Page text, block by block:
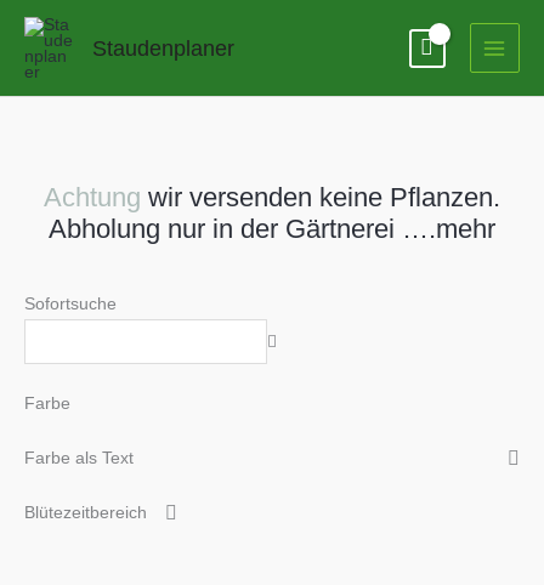
Zum
springen
Staudenplaner
Achtung wir versenden keine Pflanzen.
Abholung nur in der Gärtnerei ….mehr
Sofortsuche
Farbe
Farbe als Text
Blütezeitbereich